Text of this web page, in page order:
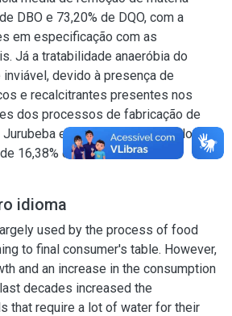
DBO e 73,20% de DQO, com a
em especificação com as
Já a tratabilidade anaeróbia do
devido à presença de
e recalcitrantes presentes nos
dos processos de fabricação de
e Gengibre, observando-se
16,38% de DQO durante o
idioma
used by the process of food
to final consumer's table. However,
and an increase in the consumption
decades increased the
that require a lot of water for their